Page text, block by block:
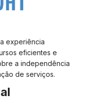
experiência
eficientes e
a independência
de serviços.